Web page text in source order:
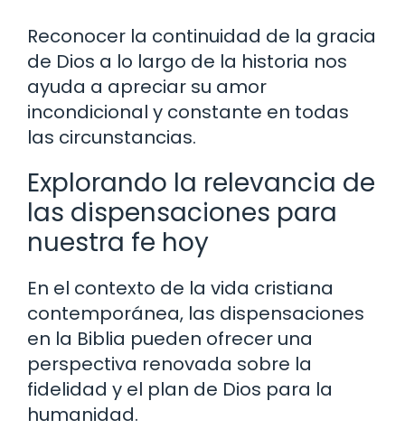
Reconocer la continuidad de la gracia
de Dios a lo largo de la historia nos
ayuda a apreciar su amor
incondicional y constante en todas
las circunstancias.
Explorando la relevancia de
las dispensaciones para
nuestra fe hoy
En el contexto de la vida cristiana
contemporánea, las dispensaciones
en la Biblia pueden ofrecer una
perspectiva renovada sobre la
fidelidad y el plan de Dios para la
humanidad.